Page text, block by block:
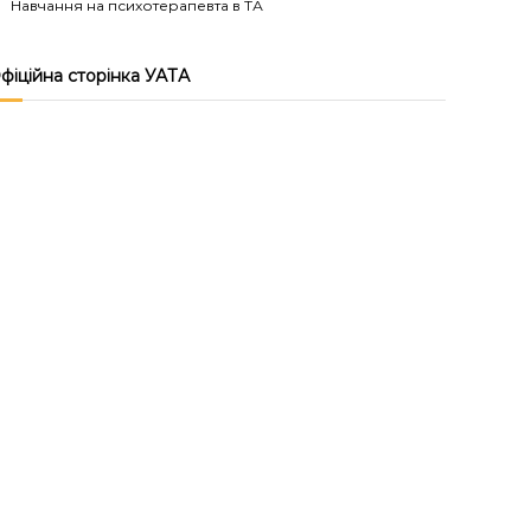
Навчання на психотерапевта в ТА
сторінка УАТА